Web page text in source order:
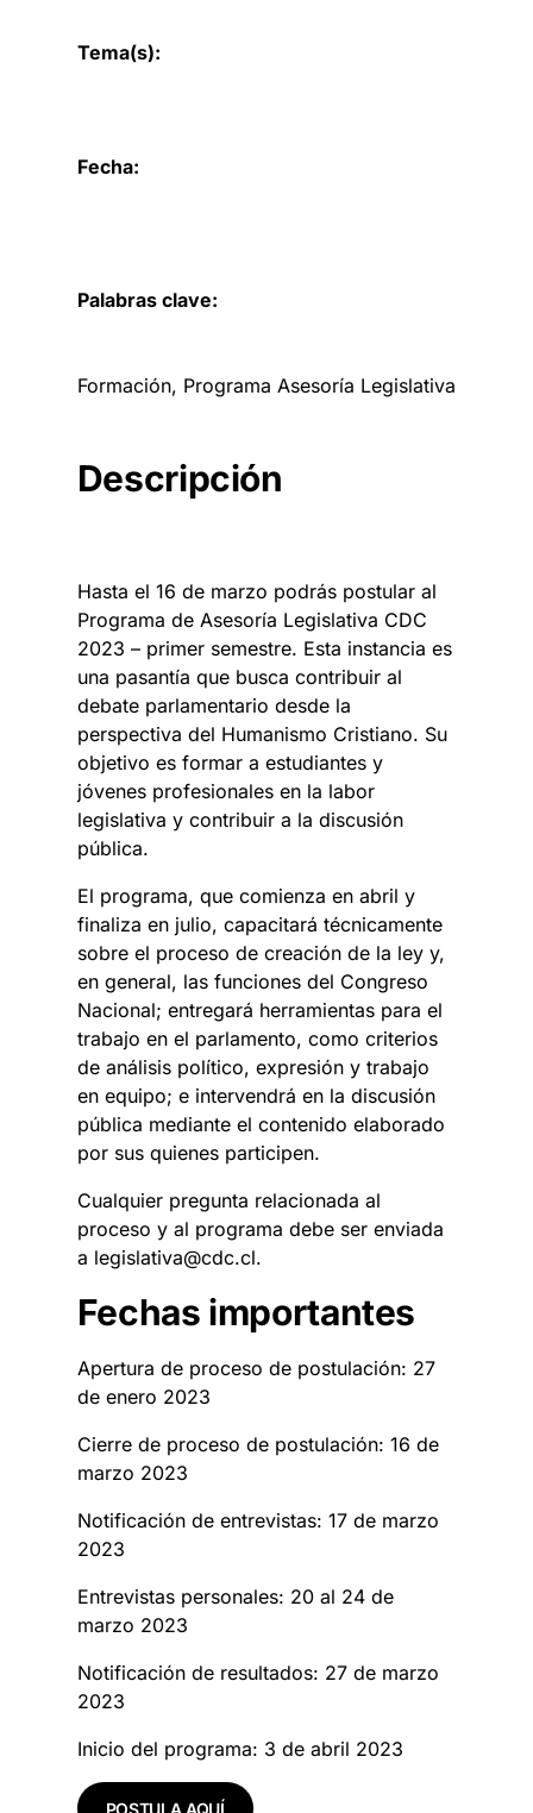
Tema(s):
Fecha:
Palabras clave:
Formación, Programa Asesoría Legislativa
Descripción
Hasta el 16 de marzo podrás postular al
Programa de Asesoría Legislativa CDC
2023 – primer semestre. Esta instancia es
una pasantía que busca contribuir al
debate parlamentario desde la
perspectiva del Humanismo Cristiano. Su
objetivo es formar a estudiantes y
jóvenes profesionales en la labor
legislativa y contribuir a la discusión
pública.
El programa, que comienza en abril y
finaliza en julio, capacitará técnicamente
sobre el proceso de creación de la ley y,
en general, las funciones del Congreso
Nacional; entregará herramientas para el
trabajo en el parlamento, como criterios
de análisis político, expresión y trabajo
en equipo; e intervendrá en la discusión
pública mediante el contenido elaborado
por sus quienes participen.
Cualquier pregunta relacionada al
proceso y al programa debe ser enviada
a legislativa@cdc.cl.
Fechas importantes
Apertura de proceso de postulación: 27
de enero 2023
Cierre de proceso de postulación: 16 de
marzo 2023
Notificación de entrevistas: 17 de marzo
2023
Entrevistas personales: 20 al 24 de
marzo 2023
Notificación de resultados: 27 de marzo
2023
Inicio del programa: 3 de abril 2023